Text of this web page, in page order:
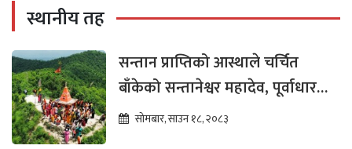
स्थानीय तह
सन्तान प्राप्तिको आस्थाले चर्चित
बाँकेको सन्तानेश्वर महादेव, पूर्वाधार
विकासको पर्खाइमा
सोमबार, साउन १८, २०८३